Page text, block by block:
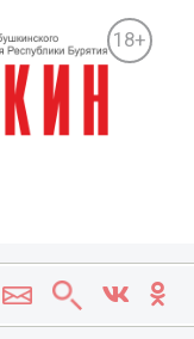
18+